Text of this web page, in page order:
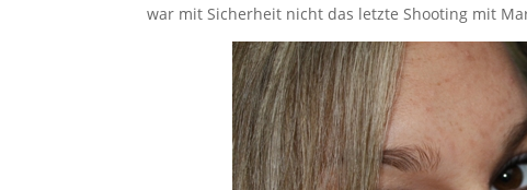
war mit Sicherheit nicht das letzte Shooting mit